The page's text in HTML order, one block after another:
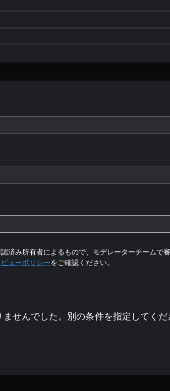
済み所有者によるもので、モデレーターチームで
ューポリシーをご確認ください。
せんでした。別の条件を指定してくだ